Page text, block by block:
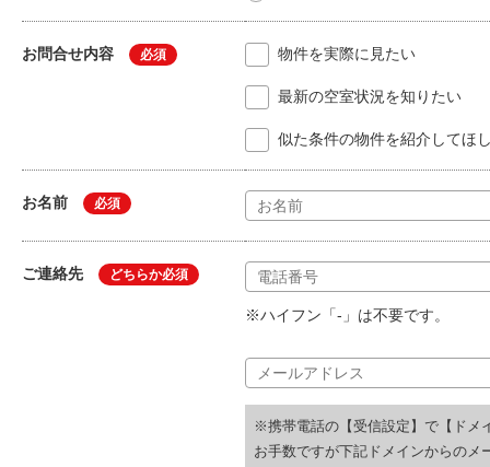
お問合せ内容 必須 物件を実際に見たい
最新の空室状況を知りたい
似た条件の物件を紹介してほ
お名前 必須
ご連絡先 どちらか必須
※ハイフン「-」は不要です。
※携帯電話の【受信設定】で【ドメ
お手数ですが下記ドメインからのメ